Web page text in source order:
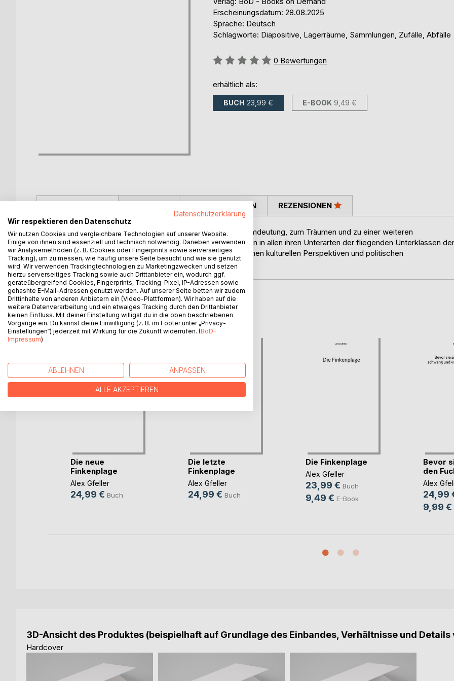
Erscheinungsdatum: 28.08.2025
Sprache: Deutsch
Schlagworte: Diapositive, Lagerräume, Sammlungen, Zufälle, Abfälle
Bewertung::
0 Bewertungen
erhältlich als:
BUCH 23,99 € E-BOOK 9,49 €
Mein bescheidener Beitrag zur Traumforschung, zur Traumdeutung, zum Träumen und zu einer weiteren
Traumatisierung der Teetassen und der Aussichtsterrassen in allen ihren Unterarten der fliegenden Unterklassen der
Traumatologie und der Psychologie innerhalb der gegebenen kulturellen Perspektiven und politischen
Möglichkeiten, was immer das heißen mag.
PRESSESTIMMEN REZENSIONEN
WEITERE TITEL BEIBoD
Die neue
Finkenplage
Alex Gfeller
24,99 € Buch
Die letzte
Finkenplage
Alex Gfeller
24,99 € Buch
Die Finkenplage
Alex Gfeller
23,99 € Buch
9,49 € E-Book
Bevor
den
Alex
24,99
9,99 €
3D-Ansicht des Produktes (beispielhaft auf Grundlage des Einbandes, Verhältnisse und
Hardcover
Datenschutzerklärung
Wir respektieren den Datenschutz
Wir nutzen Cookies und vergleichbare Technologien auf unserer Website.
Einige von ihnen sind essenziell und technisch notwendig. Daneben verwenden
wir Analysemethoden (z. B. Cookies oder Fingerprints sowie serverseitiges
Tracking), um zu messen, wie häufig unsere Seite besucht und wie sie genutzt
wird. Wir verwenden Trackingtechnologien zu Marketingzwecken und setzen
hierzu serverseitiges Tracking sowie auch Drittanbieter ein, wodurch ggf.
geräteübergreifend Cookies, Fingerprints, Tracking-Pixel, IP-Adressen sowie
gehashte E-Mail-Adressen genutzt werden. Auf unserer Seite betten wir zudem
Drittinhalte von anderen Anbietern ein (Video-Plattformen). Wir haben auf die
weitere Datenverarbeitung und ein etwaiges Tracking durch den Drittanbieter
keinen Einfluss. Mit deiner Einstellung willigst du in die oben beschriebenen
Vorgänge ein. Du kannst deine Einwilligung (z. B. im Footer unter „Privacy-
Einstellungen“) jederzeit mit Wirkung für die Zukunft widerrufen. (BoD-
Impressum)
ABLEHNEN ANPASSEN
ALLE AKZEPTIEREN